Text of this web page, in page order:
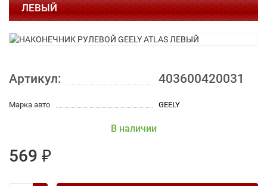
ЛЕВЫЙ
Артикул: 403600420031
Марка авто GEELY
В наличии
569 ₽